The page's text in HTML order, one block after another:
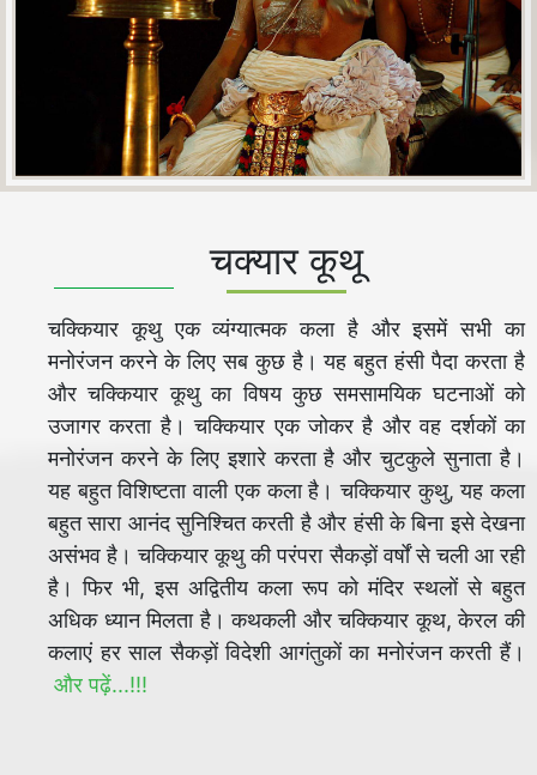
चक्यार कूथू
चक्कियार कूथु एक व्यंग्यात्मक कला है और इसमें सभी का
मनोरंजन करने के लिए सब कुछ है। यह बहुत हंसी पैदा करता है
और चक्कियार कूथु का विषय कुछ समसामयिक घटनाओं को
उजागर करता है। चक्कियार एक जोकर है और वह दर्शकों का
मनोरंजन करने के लिए इशारे करता है और चुटकुले सुनाता है।
यह बहुत विशिष्टता वाली एक कला है। चक्कियार कुथु, यह कला
बहुत सारा आनंद सुनिश्चित करती है और हंसी के बिना इसे देखना
असंभव है। चक्कियार कूथु की परंपरा सैकड़ों वर्षों से चली आ रही
है। फिर भी, इस अद्वितीय कला रूप को मंदिर स्थलों से बहुत
अधिक ध्यान मिलता है। कथकली और चक्कियार कूथ, केरल की
कलाएं हर साल सैकड़ों विदेशी आगंतुकों का मनोरंजन करती हैं।
और पढ़ें...!!!